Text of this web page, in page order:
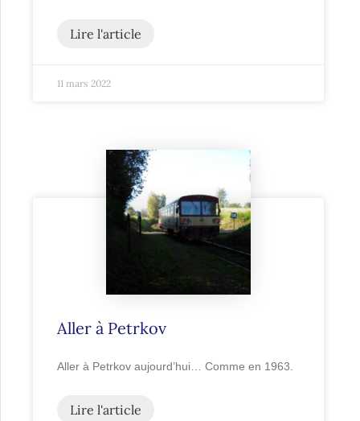
Lire l'article
11 mars 2022
Aller à Petrkov
Aller à Petrkov aujourd’hui… Comme en 1963.
Lire l'article